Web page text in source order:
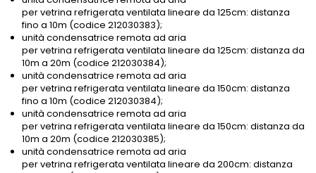
per vetrina refrigerata ventilata lineare da 125cm: distanza
fino a 10m (codice 212030383);
unità condensatrice remota ad aria
per vetrina refrigerata ventilata lineare da 125cm: distanza da
10m a 20m (codice 212030384);
unità condensatrice remota ad aria
per vetrina refrigerata ventilata lineare da 150cm: distanza
fino a 10m (codice 212030384);
unità condensatrice remota ad aria
per vetrina refrigerata ventilata lineare da 150cm: distanza da
10m a 20m (codice 212030385);
unità condensatrice remota ad aria
per vetrina refrigerata ventilata lineare da 200cm: distanza